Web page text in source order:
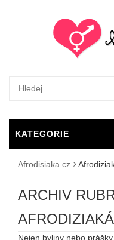
KATEGORIE
AFRODISIAK
Afrodisiaka.cz
ARCHIV
Nejen byliny nebo